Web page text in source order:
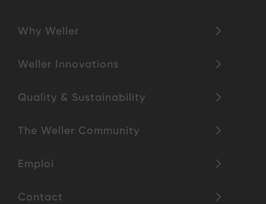
Why Weller
Weller Innovations
Quality & Sustainability
The Weller Community
Emploi
Contact